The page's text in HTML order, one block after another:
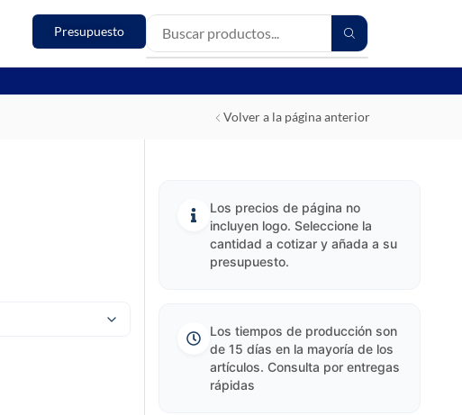
Presupuesto
Volver a la página anterior
Los precios de página no
incluyen logo. Seleccione la
cantidad a cotizar y añada a su
presupuesto.
Los tiempos de producción son
de 15 días en la mayoría de los
artículos. Consulta por entregas
rápidas